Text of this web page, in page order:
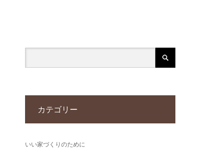
カテゴリー
いい家づくりのために